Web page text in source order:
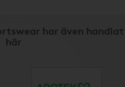
har även handlat
här